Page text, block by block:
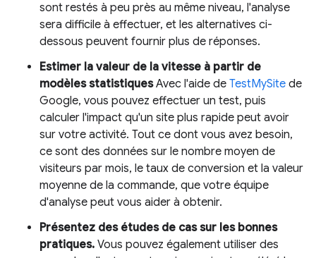
sont restés à peu près au même niveau, l'analyse
sera difficile à effectuer, et les alternatives ci-
dessous peuvent fournir plus de réponses.
Estimer la valeur de la vitesse à partir de
modèles statistiquesAvec l'aide de TestMySite de
Google, vous pouvez effectuer un test, puis
calculer l'impact qu'un site plus rapide peut avoir
sur votre activité. Tout ce dont vous avez besoin,
ce sont des données sur le nombre moyen de
visiteurs par mois, le taux de conversion et la valeur
moyenne de la commande, que votre équipe
d'analyse peut vous aider à obtenir.
Présentez des études de cas sur les bonnes
pratiques. Vous pouvez également utiliser des